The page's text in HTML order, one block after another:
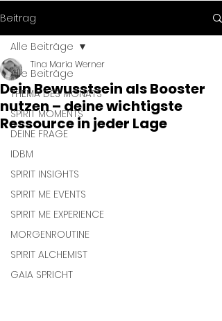
Beitrag
Alle Beiträge
THEMA DES MONATS
SPIRIT MOMENTS
DEINE FRAGE
IDBM
SPIRIT INSIGHTS
SPIRIT ME EVENTS
SPIRIT ME EXPERIENCE
MORGENROUTINE
SPIRIT ALCHEMIST
GAIA SPRICHT
Alle Beiträge
Dein Bewusstsein als Booster
nutzen – deine wichtigste
Ressource in jeder Lage
Tina Maria Werner